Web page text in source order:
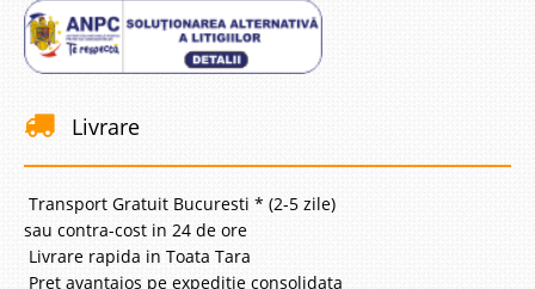
Livrare
Transport Gratuit Bucuresti * (2-5 zile)
sau contra-cost in 24 de ore
Livrare rapida in Toata Tara
Pret avantajos pe expeditie consolidata